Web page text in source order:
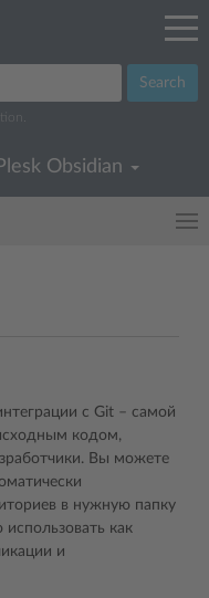
Search
Obsidian
с Git – самой
кодом,
Вы можете
в нужную папку
как
и